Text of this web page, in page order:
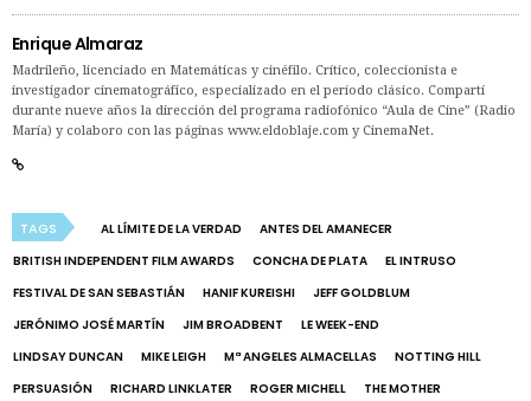
Enrique Almaraz
Madrileño, licenciado en Matemáticas y cinéfilo. Crítico, coleccionista e
investigador cinematográfico, especializado en el período clásico. Compartí
durante nueve años la dirección del programa radiofónico “Aula de Cine” (Radio
María) y colaboro con las páginas www.eldoblaje.com y CinemaNet.
TAGS AL LÍMITE DE LA VERDAD
ANTES DEL AMANECER
BRITISH INDEPENDENT FILM AWARDS
CONCHA DE PLATA
EL INTRUSO
FESTIVAL DE SAN SEBASTIÁN
HANIF KUREISHI
JEFF GOLDBLUM
JERÓNIMO JOSÉ MARTÍN
JIM BROADBENT
LE WEEK-END
LINDSAY DUNCAN
MIKE LEIGH Mª ANGELES ALMACELLAS
NOTTING HILL
PERSUASIÓN
RICHARD LINKLATER ROGER MICHELL THE MOTHER